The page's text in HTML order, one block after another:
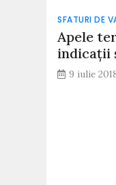
SFATURI DE
Apele
indicații
9 iulie